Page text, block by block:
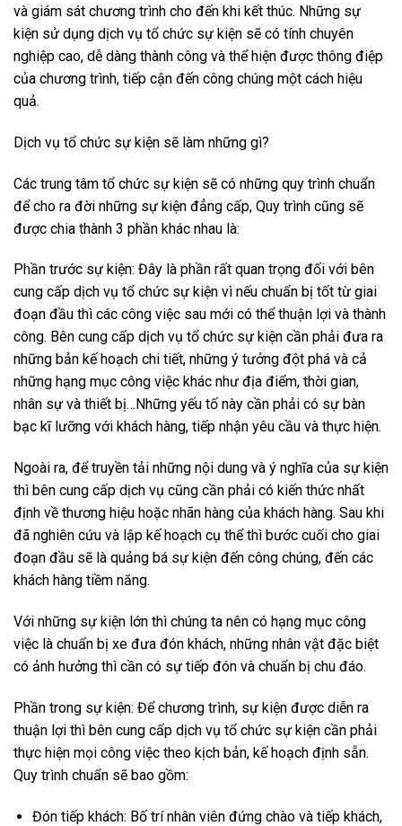
và giám sát chương trình cho đến khi kết thúc. Những sự
kiện sử dụng dịch vụ tổ chức sự kiện sẽ có tính chuyên
nghiệp cao, dễ dàng thành công và thể hiện được thông điệp
của chương trình, tiếp cận đến công chúng một cách hiệu
quả.
Dịch vụ tổ chức sự kiện sẽ làm những gì?
Các trung tâm tổ chức sự kiện sẽ có những quy trình chuẩn
để cho ra đời những sự kiện đẳng cấp, Quy trình cũng sẽ
được chia thành 3 phần khác nhau là:
Phần trước sự kiện: Đây là phần rất quan trọng đối với bên
cung cấp dịch vụ tổ chức sự kiện vì nếu chuẩn bị tốt từ giai
đoạn đầu thì các công việc sau mới có thể thuận lợi và thành
công. Bên cung cấp dịch vụ tổ chức sự kiện cần phải đưa ra
những bản kế hoạch chi tiết, những ý tưởng đột phá và cả
những hạng mục công việc khác như địa điểm, thời gian,
nhân sự và thiết bị…Những yếu tố này cần phải có sự bàn
bạc kĩ lưỡng với khách hàng, tiếp nhận yêu cầu và thực hiện.
Ngoài ra, để truyền tải những nội dung và ý nghĩa của sự kiện
thì bên cung cấp dịch vụ cũng cần phải có kiến thức nhất
định về thương hiệu hoặc nhãn hàng của khách hàng. Sau khi
đã nghiên cứu và lập kế hoạch cụ thể thì bước cuối cho giai
đoạn đầu sẽ là quảng bá sự kiện đến công chúng, đến các
khách hàng tiềm năng.
Với những sự kiện lớn thì chúng ta nên có hạng mục công
việc là chuẩn bị xe đưa đón khách, những nhân vật đặc biệt
có ảnh hưởng thì cần có sự tiếp đón và chuẩn bị chu đáo.
Phần trong sự kiện: Để chương trình, sự kiện được diễn ra
thuận lợi thì bên cung cấp dịch vụ tổ chức sự kiện cần phải
thực hiện mọi công việc theo kịch bản, kế hoạch định sẵn.
Quy trình chuẩn sẽ bao gồm:
Đón tiếp khách: Bố trí nhân viên đứng chào và tiếp khách,